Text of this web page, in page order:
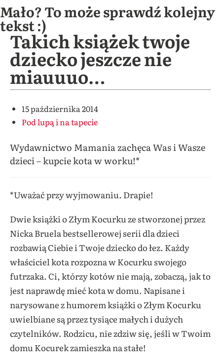
Mało? To może sprawdź kolejny
tekst :)
Takich książek twoje
dziecko jeszcze nie
miauuuo…
15 października 2014
Pod lupą i na tapecie
Wydawnictwo Mamania zachęca Was i Wasze
dzieci – kupcie kota w worku!*
*Uważać przy wyjmowaniu. Drapie!
Dwie książki o Złym Kocurku ze stworzonej przez
Nicka Bruela bestsellerowej serii dla dzieci
rozbawią Ciebie i Twoje dziecko do łez. Każdy
właściciel kota rozpozna w Kocurku swojego
futrzaka. Ci, którzy kotów nie mają, zobaczą, jak to
jest naprawdę mieć kota w domu. Napisane i
narysowane z humorem książki o Złym Kocurku
uwielbiane są przez tysiące małych i dużych
czytelników. Rodzicu, nie zdziw się, jeśli w Twoim
domu Kocurek zamieszka na stałe!